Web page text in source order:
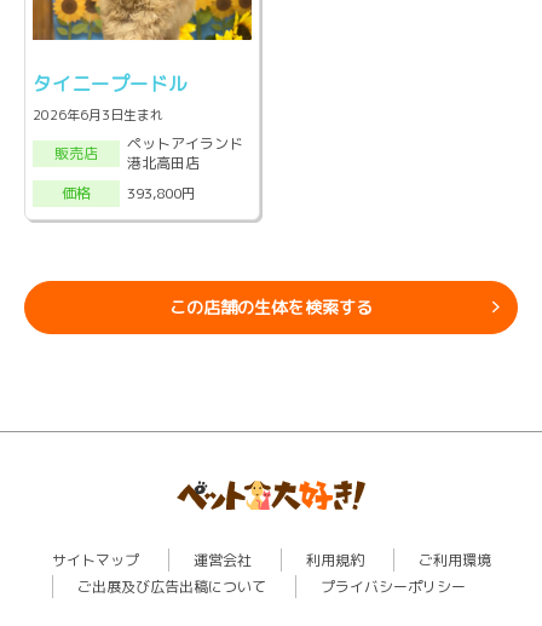
タイニープードル
2026年6月3日生まれ
販売店
ペットアイランド
港北高田店
価格
393,800円
この店舗の生体を検索する
サイトマップ 運営会社 利用規約
ご利用環境
ご出展及び広告出稿について
プライバシーポリシー